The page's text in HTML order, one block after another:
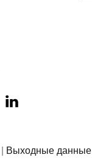
| Выходные данные